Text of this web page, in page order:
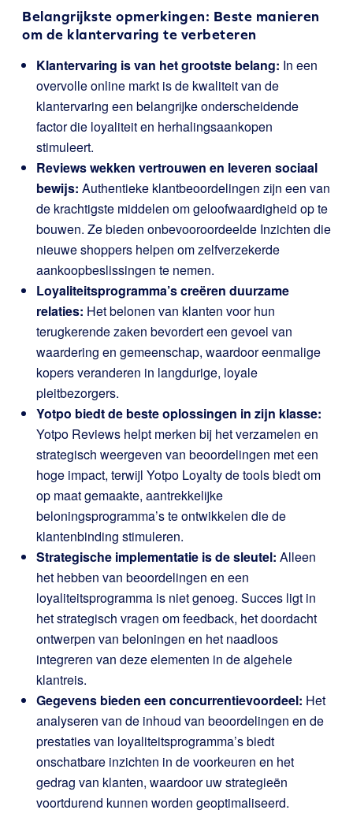
Belangrijkste opmerkingen: Beste manieren
om de klantervaring te verbeteren
Klantervaring is van het grootste belang: In een
overvolle online markt is de kwaliteit van de
klantervaring een belangrijke onderscheidende
factor die loyaliteit en herhalingsaankopen
stimuleert.
Reviews wekken vertrouwen en leveren sociaal
bewijs: Authentieke klantbeoordelingen zijn een van
de krachtigste middelen om geloofwaardigheid op te
bouwen. Ze bieden onbevooroordeelde Inzichten die
nieuwe shoppers helpen om zelfverzekerde
aankoopbeslissingen te nemen.
Loyaliteitsprogramma’s creëren duurzame
relaties: Het belonen van klanten voor hun
terugkerende zaken bevordert een gevoel van
waardering en gemeenschap, waardoor eenmalige
kopers veranderen in langdurige, loyale
pleitbezorgers.
Yotpo biedt de beste oplossingen in zijn klasse:
Yotpo Reviews helpt merken bij het verzamelen en
strategisch weergeven van beoordelingen met een
hoge impact, terwijl Yotpo Loyalty de tools biedt om
op maat gemaakte, aantrekkelijke
beloningsprogramma’s te ontwikkelen die de
klantenbinding stimuleren.
Strategische implementatie is de sleutel: Alleen
het hebben van beoordelingen en een
loyaliteitsprogramma is niet genoeg. Succes ligt in
het strategisch vragen om feedback, het doordacht
ontwerpen van beloningen en het naadloos
integreren van deze elementen in de algehele
klantreis.
Gegevens bieden een concurrentievoordeel: Het
analyseren van de inhoud van beoordelingen en de
prestaties van loyaliteitsprogramma’s biedt
onschatbare inzichten in de voorkeuren en het
gedrag van klanten, waardoor uw strategieën
voortdurend kunnen worden geoptimaliseerd.